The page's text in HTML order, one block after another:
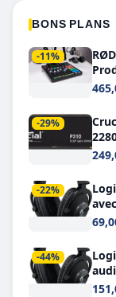
BONS PLANS
-11%
-29%
-22%
-44%